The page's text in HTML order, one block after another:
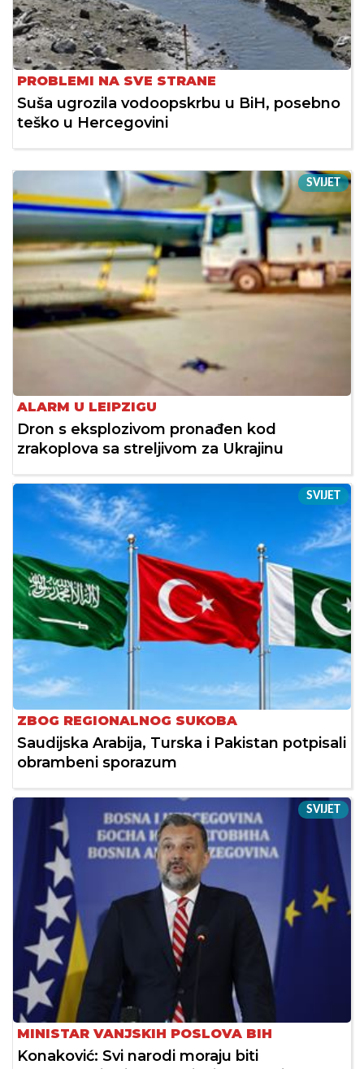
PROBLEMI NA SVE STRANE
Suša ugrozila vodoopskrbu u BiH, posebno
teško u Hercegovini
SVIJET
ALARM U LEIPZIGU
Dron s eksplozivom pronađen kod
zrakoplova sa streljivom za Ukrajinu
SVIJET
ZBOG REGIONALNOG SUKOBA
Saudijska Arabija, Turska i Pakistan potpisali
obrambeni sporazum
SVIJET
MINISTAR VANJSKIH POSLOVA BIH
Konaković: Svi narodi moraju biti